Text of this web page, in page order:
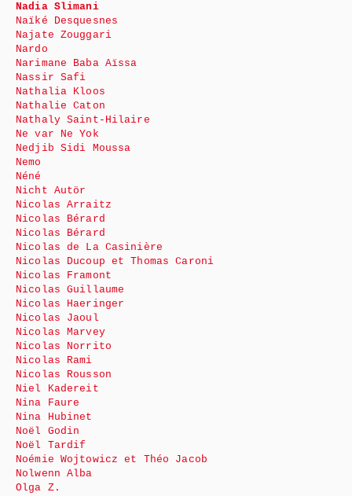
Nadia Slimani
Naïké Desquesnes
Najate Zouggari
Nardo
Narimane Baba Aïssa
Nassir Safi
Nathalia Kloos
Nathalie Caton
Nathaly Saint-Hilaire
Ne var Ne Yok
Nedjib Sidi Moussa
Nemo
Néné
Nicht Autör
Nicolas Arraitz
Nicolas Bérard
Nicolas Bérard
Nicolas de La Casinière
Nicolas Ducoup et Thomas Caroni
Nicolas Framont
Nicolas Guillaume
Nicolas Haeringer
Nicolas Jaoul
Nicolas Marvey
Nicolas Norrito
Nicolas Rami
Nicolas Rousson
Niel Kadereit
Nina Faure
Nina Hubinet
Noël Godin
Noël Tardif
Noémie Wojtowicz et Théo Jacob
Nolwenn Alba
Olga Z.